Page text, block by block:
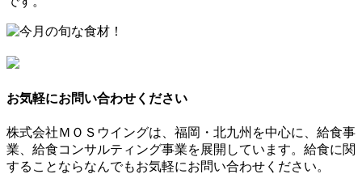
お気軽にお問い合わせください
株式会社ＭＯＳウイングは、福岡・北九州を中心に、給食事
業、給食コンサルティング事業を展開しています。給食に関
することならなんでもお気軽にお問い合わせください。